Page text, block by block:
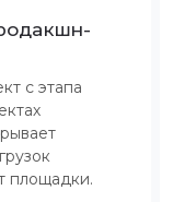
с этапа
площадки.